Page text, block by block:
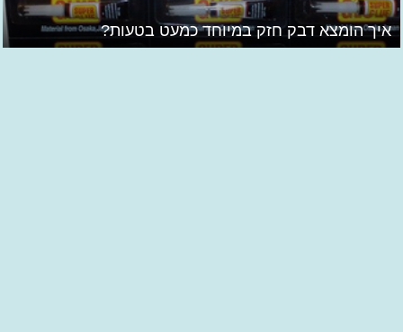
איך הומצא דבק חזק במיוחד כמעט בטעות?